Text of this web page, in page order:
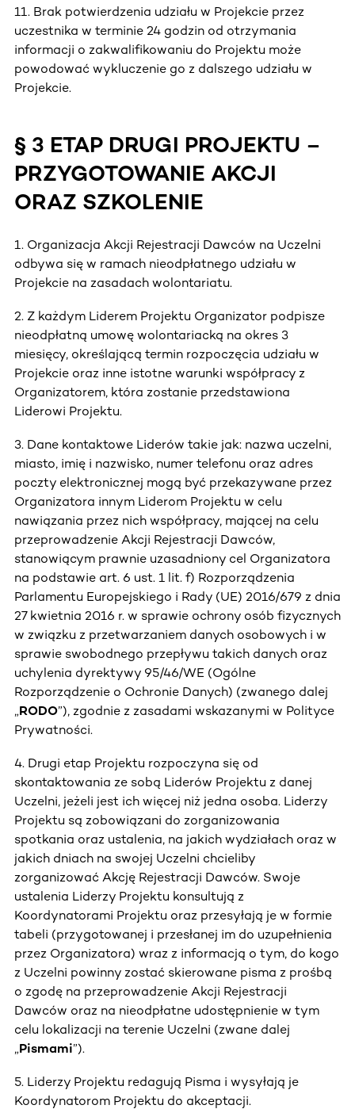
11. Brak potwierdzenia udziału w Projekcie przez
uczestnika w terminie 24 godzin od otrzymania
informacji o zakwalifikowaniu do Projektu może
powodować wykluczenie go z dalszego udziału w
Projekcie.
§ 3 ETAP DRUGI PROJEKTU –
PRZYGOTOWANIE AKCJI
ORAZ SZKOLENIE
1. Organizacja Akcji Rejestracji Dawców na Uczelni
odbywa się w ramach nieodpłatnego udziału w
Projekcie na zasadach wolontariatu.
2. Z każdym Liderem Projektu Organizator podpisze
nieodpłatną umowę wolontariacką na okres 3
miesięcy, określającą termin rozpoczęcia udziału w
Projekcie oraz inne istotne warunki współpracy z
Organizatorem, która zostanie przedstawiona
Liderowi Projektu.
3. Dane kontaktowe Liderów takie jak: nazwa uczelni,
miasto, imię i nazwisko, numer telefonu oraz adres
poczty elektronicznej mogą być przekazywane przez
Organizatora innym Liderom Projektu w celu
nawiązania przez nich współpracy, mającej na celu
przeprowadzenie Akcji Rejestracji Dawców,
stanowiącym prawnie uzasadniony cel Organizatora
na podstawie art. 6 ust. 1 lit. f) Rozporządzenia
Parlamentu Europejskiego i Rady (UE) 2016/679 z dnia
27 kwietnia 2016 r. w sprawie ochrony osób fizycznych
w związku z przetwarzaniem danych osobowych i w
sprawie swobodnego przepływu takich danych oraz
uchylenia dyrektywy 95/46/WE (Ogólne
Rozporządzenie o Ochronie Danych) (zwanego dalej
„RODO”), zgodnie z zasadami wskazanymi w Polityce
Prywatności.
4. Drugi etap Projektu rozpoczyna się od
skontaktowania ze sobą Liderów Projektu z danej
Uczelni, jeżeli jest ich więcej niż jedna osoba. Liderzy
Projektu są zobowiązani do zorganizowania
spotkania oraz ustalenia, na jakich wydziałach oraz w
jakich dniach na swojej Uczelni chcieliby
zorganizować Akcję Rejestracji Dawców. Swoje
ustalenia Liderzy Projektu konsultują z
Koordynatorami Projektu oraz przesyłają je w formie
tabeli (przygotowanej i przesłanej im do uzupełnienia
przez Organizatora) wraz z informacją o tym, do kogo
z Uczelni powinny zostać skierowane pisma z prośbą
o zgodę na przeprowadzenie Akcji Rejestracji
Dawców oraz na nieodpłatne udostępnienie w tym
celu lokalizacji na terenie Uczelni (zwane dalej
„Pismami”).
5. Liderzy Projektu redagują Pisma i wysyłają je
Koordynatorom Projektu do akceptacji.